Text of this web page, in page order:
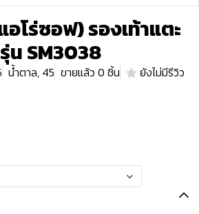
โร่ซอฟ) รองเท้าแตะ
น SM3038
น้ำตาล, 45 ขายแล้ว 0 ชิ้น
ยังไม่มีรีวิว